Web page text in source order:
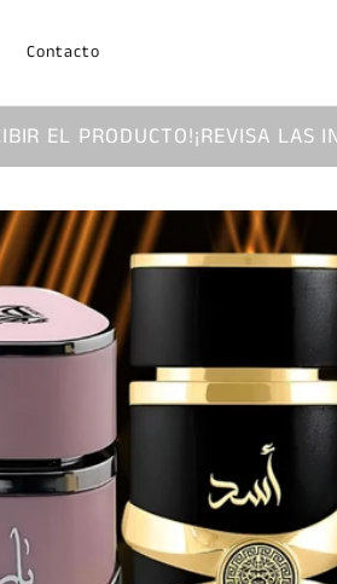
Contacto
¡REVISA LAS INCREIBLES